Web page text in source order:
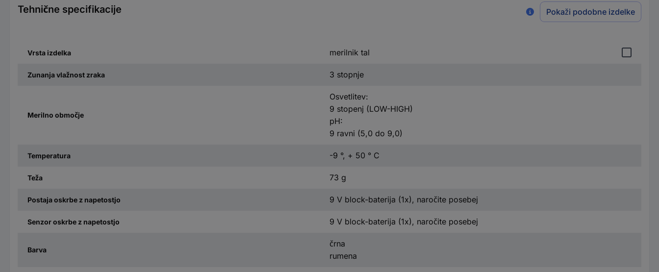
Tehnične specifikacije Pokaži podobne izdelke
Vrsta izdelka merilnik tal
Zunanja vlažnost zraka 3 stopnje
Merilno območje
Osvetlitev:
9 stopenj (LOW-HIGH)
pH:
9 ravni (5,0 do 9,0)
Temperatura -9 °, + 50 ° C
Teža 73 g
Postaja oskrbe z napetostjo 9 V block-baterija (1x), naročite posebej
Senzor oskrbe z napetostjo 9 V block-baterija (1x), naročite posebej
Barva
črna
rumena